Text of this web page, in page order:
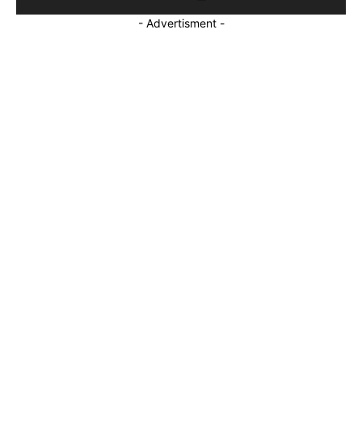
- Advertisment -